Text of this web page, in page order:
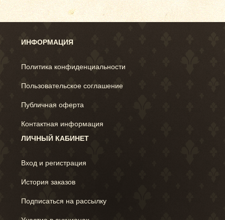
ИНФОРМАЦИЯ
Политика конфиденциальности
Пользовательское соглашение
Публичная оферта
Контактная информация
ЛИЧНЫЙ КАБИНЕТ
Вход и регистрация
История заказов
Подписаться на рассылку